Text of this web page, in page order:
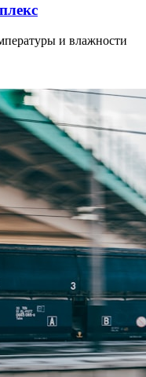
и влажности